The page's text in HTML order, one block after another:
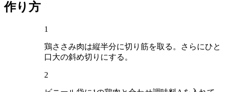
作り方
1
鶏ささみ肉は縦半分に切り筋を取る。さらにひと
口大の斜め切りにする。
2